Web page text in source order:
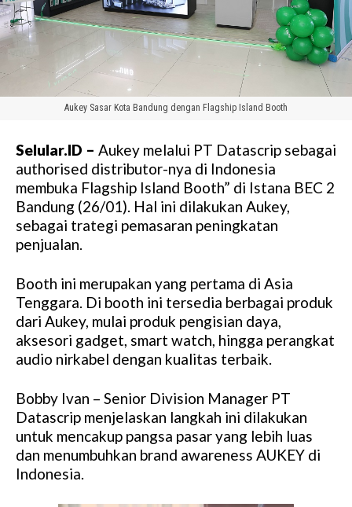
Aukey Sasar Kota Bandung dengan Flagship Island Booth
Selular.ID – Aukey melalui PT Datascrip sebagai
authorised distributor-nya di Indonesia
membuka Flagship Island Booth” di Istana BEC 2
Bandung (26/01). Hal ini dilakukan Aukey,
sebagai trategi pemasaran peningkatan
penjualan.
Booth ini merupakan yang pertama di Asia
Tenggara. Di booth ini tersedia berbagai produk
dari Aukey, mulai produk pengisian daya,
aksesori gadget, smart watch, hingga perangkat
audio nirkabel dengan kualitas terbaik.
Bobby Ivan – Senior Division Manager PT
Datascrip menjelaskan langkah ini dilakukan
untuk mencakup pangsa pasar yang lebih luas
dan menumbuhkan brand awareness AUKEY di
Indonesia.